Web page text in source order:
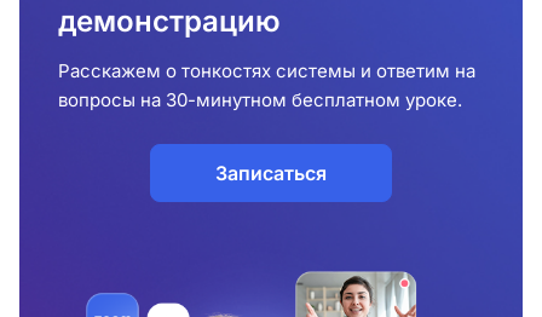
демонстрацию
Расскажем о тонкостях системы и ответим на
вопросы на 30-минутном бесплатном уроке.
Записаться